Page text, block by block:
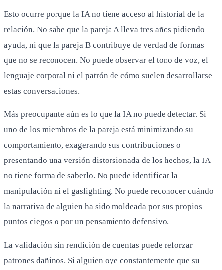
Esto ocurre porque la IA no tiene acceso al historial de la
relación. No sabe que la pareja A lleva tres años pidiendo
ayuda, ni que la pareja B contribuye de verdad de formas
que no se reconocen. No puede observar el tono de voz, el
lenguaje corporal ni el patrón de cómo suelen desarrollarse
estas conversaciones.
Más preocupante aún es lo que la IA no puede detectar. Si
uno de los miembros de la pareja está minimizando su
comportamiento, exagerando sus contribuciones o
presentando una versión distorsionada de los hechos, la IA
no tiene forma de saberlo. No puede identificar la
manipulación ni el gaslighting. No puede reconocer cuándo
la narrativa de alguien ha sido moldeada por sus propios
puntos ciegos o por un pensamiento defensivo.
La validación sin rendición de cuentas puede reforzar
patrones dañinos. Si alguien oye constantemente que su